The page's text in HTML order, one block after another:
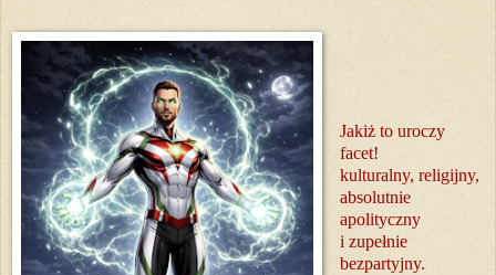
Jakiż to uroczy
facet!
kulturalny, religijny,
absolutnie
apolityczny
i zupełnie
bezpartyjny.